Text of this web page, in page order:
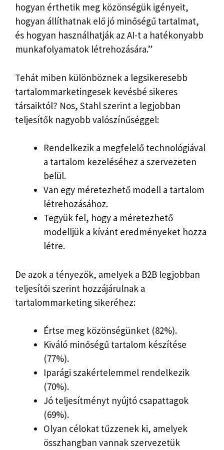
hogyan érthetik meg közönségük igényeit,
hogyan állíthatnak elő jó minőségű tartalmat,
és hogyan használhatják az AI-t a hatékonyabb
munkafolyamatok létrehozására.”
Tehát miben különböznek a legsikeresebb
tartalommarketingesek kevésbé sikeres
társaiktól? Nos, Stahl szerint a legjobban
teljesítők nagyobb valószínűséggel:
Rendelkezik a megfelelő technológiával
a tartalom kezeléséhez a szervezeten
belül.
Van egy méretezhető modell a tartalom
létrehozásához.
Tegyük fel, hogy a méretezhető
modelljük a kívánt eredményeket hozza
létre.
De azok a tényezők, amelyek a B2B legjobban
teljesítői szerint hozzájárulnak a
tartalommarketing sikeréhez:
Értse meg közönségünket (82%).
Kiváló minőségű tartalom készítése
(77%).
Iparági szakértelemmel rendelkezik
(70%).
Jó teljesítményt nyújtó csapattagok
(69%).
Olyan célokat tűzzenek ki, amelyek
összhangban vannak szervezetük